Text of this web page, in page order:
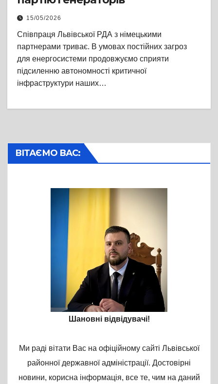
15/05/2026
Співпраця Львівської РДА з німецькими
партнерами триває. В умовах постійних загроз
для енергосистеми продовжуємо сприяти
підсиленню автономності критичної
інфраструктури наших…
ВІТАЄМО ВАС:
Шановні відвідувачі!
Ми раді вітати Вас на офіційному сайті Львівської
районної державної адміністрації. Достовірні
новини, корисна інформація, все те, чим на даний